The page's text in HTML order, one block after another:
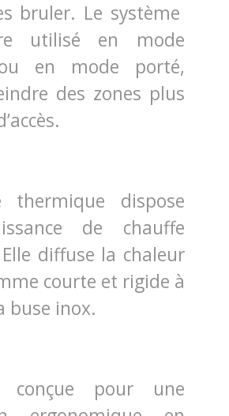
bruler. Le système
utilisé en mode
en mode porté,
des zones plus
thermique dispose
de chauffe
diffuse la chaleur
courte et rigide à
buse inox.
conçue pour une